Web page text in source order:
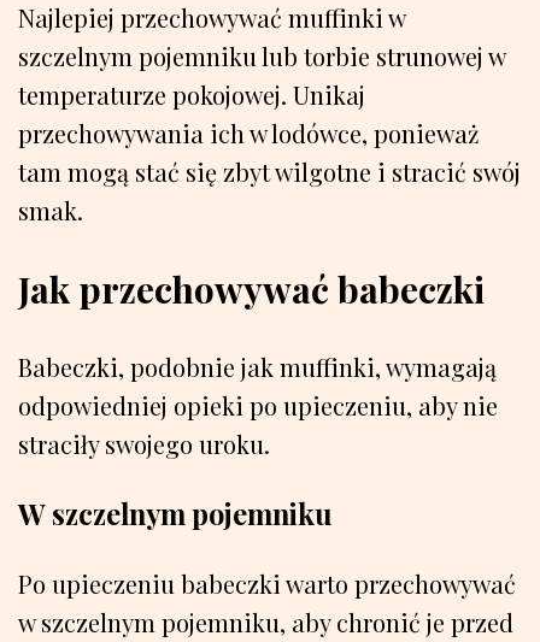
Najlepiej przechowywać muffinki w
szczelnym pojemniku lub torbie strunowej w
temperaturze pokojowej. Unikaj
przechowywania ich w lodówce, ponieważ
tam mogą stać się zbyt wilgotne i stracić swój
smak.
Jak przechowywać babeczki
Babeczki, podobnie jak muffinki, wymagają
odpowiedniej opieki po upieczeniu, aby nie
straciły swojego uroku.
W szczelnym pojemniku
Po upieczeniu babeczki warto przechowywać
w szczelnym pojemniku, aby chronić je przed